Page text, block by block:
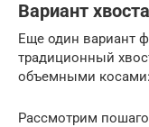
Вариант
Еще один вариант
традиционный
объемными косами:
Рассмотрим